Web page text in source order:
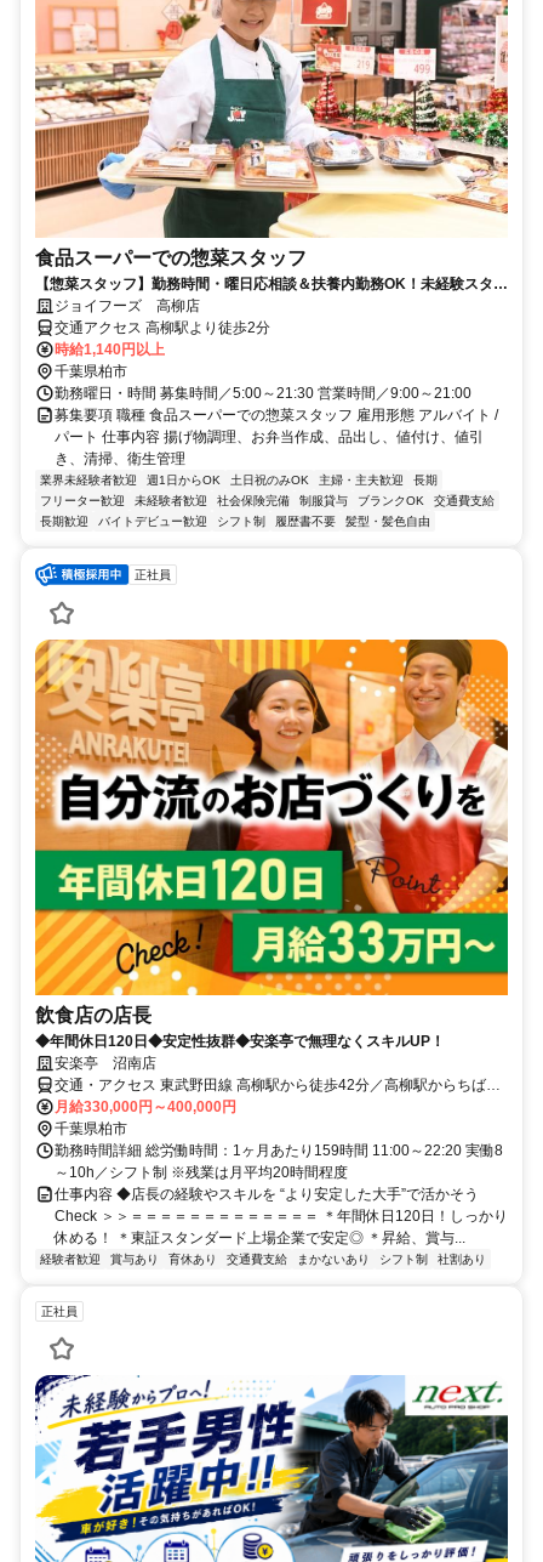
食品スーパーでの惣菜スタッフ
【惣菜スタッフ】勤務時間・曜日応相談＆扶養内勤務OK！未経験スター
ト大歓迎♪
ジョイフーズ 高柳店
交通アクセス 高柳駅より徒歩2分
時給1,140円以上
千葉県柏市
勤務曜日・時間 募集時間／5:00～21:30 営業時間／9:00～21:00
募集要項 職種 食品スーパーでの惣菜スタッフ 雇用形態 アルバイト /
パート 仕事内容 揚げ物調理、お弁当作成、品出し、値付け、値引
き、清掃、衛生管理
業界未経験者歓迎 週1日からOK 土日祝のみOK 主婦・主夫歓迎
長期
フリーター歓迎
未経験者歓迎 社会保険完備 制服貸与 ブランクOK
交通費支給
長期歓迎
バイトデビュー歓迎 シフト制 履歴書不要 髪型・髪色自由
正社員
飲食店の店長
◆年間休日120日◆安定性抜群◆安楽亭で無理なくスキルUP！
安楽亭 沼南店
交通・アクセス 東武野田線 高柳駅から徒歩42分／高柳駅からちばレ
インボーバスで12分／高柳駅からタクシーで8分／新鎌ヶ谷駅からち
ばレインボーバスで22分
月給330,000円～400,000円
千葉県柏市
勤務時間詳細 総労働時間：1ヶ月あたり159時間 11:00～22:20 実働8
～10h／シフト制 ※残業は月平均20時間程度
仕事内容 ◆店長の経験やスキルを “より安定した大手”で活かそう
Check ＞＞＝＝＝＝＝＝＝＝＝＝＝＝＝ ＊年間休日120日！しっかり
休める！ ＊東証スタンダード上場企業で安定◎ ＊昇給、賞与...
経験者歓迎 賞与あり 育休あり 交通費支給 まかないあり シフト制 社割あり
正社員